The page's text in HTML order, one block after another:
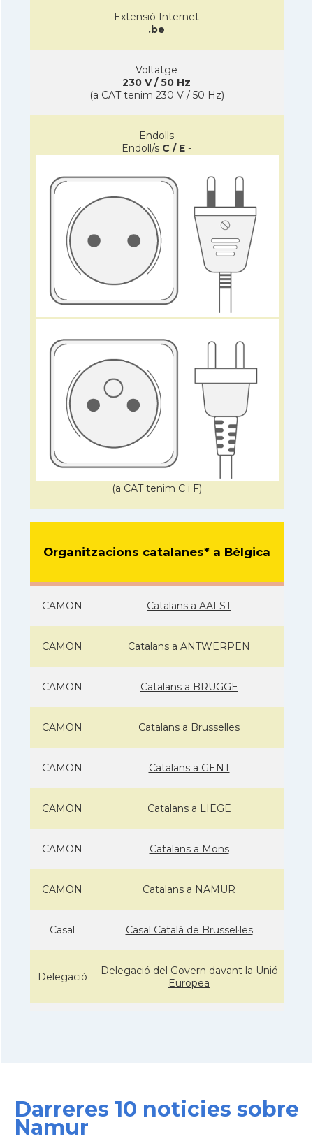
Extensió Internet
.be
Voltatge
230 V / 50 Hz
(a CAT tenim 230 V / 50 Hz)
Endolls
Endoll/s C / E -
(a CAT tenim C i F)
Organitzacions catalanes* a Bèlgica
CAMON Catalans a AALST
CAMON Catalans a ANTWERPEN
CAMON Catalans a BRUGGE
CAMON Catalans a Brusselles
CAMON Catalans a GENT
CAMON Catalans a LIEGE
CAMON Catalans a Mons
CAMON Catalans a NAMUR
Casal Casal Català de Brussel·les
Delegació
Delegació del Govern davant la Unió
Europea
Darreres 10 noticies sobre
Namur